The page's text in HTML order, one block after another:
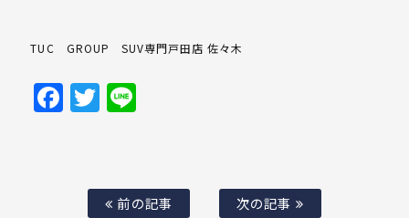
TUC GROUP SUV専門戸田店 佐々木
Facebook
Twitter
前の記事 次の記事